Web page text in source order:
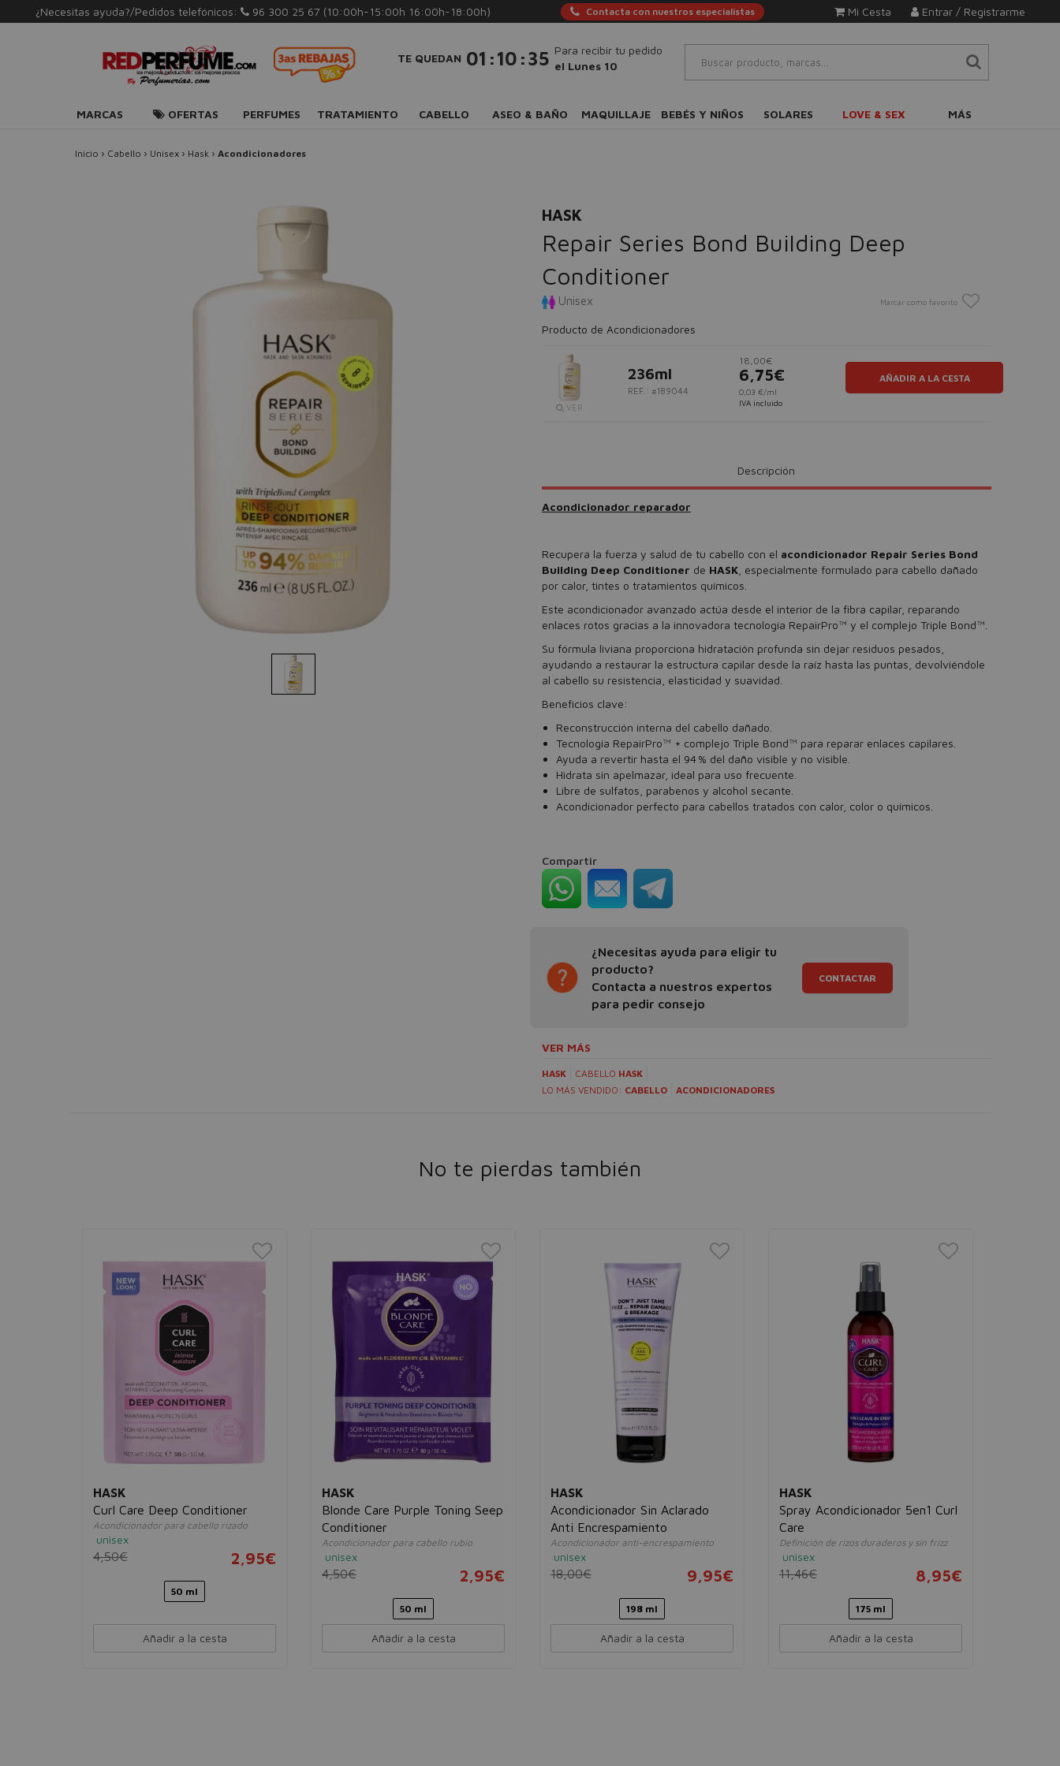
¿Necesitas ayuda?/Pedidos telefónicos: 96 300 25 67 (10:00h-15:00h 16:00h-18:00h) Contacta con nuestros especialistas Entrar / Registrarme
Mi Cesta
TE QUEDAN 01 :10 :34 Para recibir tu pedido
el Lunes 10
MARCAS OFERTAS PERFUMES TRATAMIENTO CABELLO ASEO & BAÑO MAQUILLAJE BEBÉS Y NIÑOS SOLARES LOVE & SEX MÁS
Inicio › Cabello › Unisex › Hask › Acondicionadores
HASK
Repair Series Bond Building Deep
Conditioner
Unisex Marcar como favorito
Producto de Acondicionadores
VER
236ml
REF.: #189044
18,00€
6,75€
0,03 €/ml
IVA incluido
AÑADIR A LA CESTA
Descripción
Acondicionador reparador
Recupera la fuerza y salud de tu cabello con el acondicionador Repair Series Bond
Building Deep Conditioner de HASK , especialmente formulado para cabello dañado
por calor, tintes o tratamientos químicos.
Este acondicionador avanzado actúa desde el interior de la fibra capilar, reparando
enlaces rotos gracias a la innovadora tecnología RepairPro™ y el complejo Triple Bond™.
Su fórmula liviana proporciona hidratación profunda sin dejar residuos pesados,
ayudando a restaurar la estructura capilar desde la raíz hasta las puntas, devolviéndole
al cabello su resistencia, elasticidad y suavidad.
Beneficios clave:
Reconstrucción interna del cabello dañado.
Tecnología RepairPro™ + complejo Triple Bond™ para reparar enlaces capilares.
Ayuda a revertir hasta el 94 % del daño visible y no visible.
Hidrata sin apelmazar, ideal para uso frecuente.
Libre de sulfatos, parabenos y alcohol secante.
Acondicionador perfecto para cabellos tratados con calor, color o químicos.
Compartir
¿Necesitas ayuda para eligir tu
producto?
Contacta a nuestros expertos
para pedir consejo
CONTACTAR
VER MÁS
HASK CABELLO HASK
LO MÁS VENDIDO: CABELLO ACONDICIONADORES
No te pierdas también
HASK
Curl Care Deep Conditioner
Acondicionador para cabello rizado
unisex
4,50€ 2,95€
50 ml
Añadir a la cesta
HASK
Blonde Care Purple Toning Seep
Conditioner
Acondicionador para cabello rubio
unisex
4,50€ 2,95€
50 ml
Añadir a la cesta
HASK
Acondicionador Sin Aclarado
Anti Encrespamiento
Acondicionador anti-encrespamiento
unisex
18,00€ 9,95€
198 ml
Añadir a la cesta
HASK
Spray Acondicionador 5en1 Curl
Care
Definición de rizos duraderos y sin frizz
unisex
11,46€ 8,95€
175 ml
Añadir a la cesta